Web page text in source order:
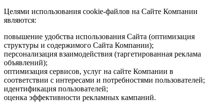
Целями использования cookie-файлов на Сайте Компании
являются:
повышение удобства использования Сайта (оптимизация
структуры и содержимого Сайта Компании);
персонализация взаимодействия (таргетированная реклама
объявлений);
оптимизация сервисов, услуг на сайте Компании в
соответствии с интересами и потребностями пользователей;
идентификация пользователей;
оценка эффективности рекламных кампаний.